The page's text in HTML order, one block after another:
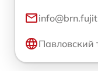
Павловский